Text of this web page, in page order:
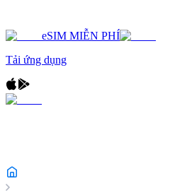
eSIM MIỄN PHÍ
Tải ứng dụng